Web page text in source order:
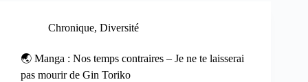
Chronique, Diversité
🌏 Manga : Nos temps contraires – Je ne te laisserai
pas mourir de Gin Toriko